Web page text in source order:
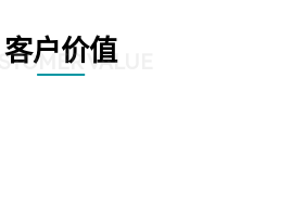
客户价值
VALUE